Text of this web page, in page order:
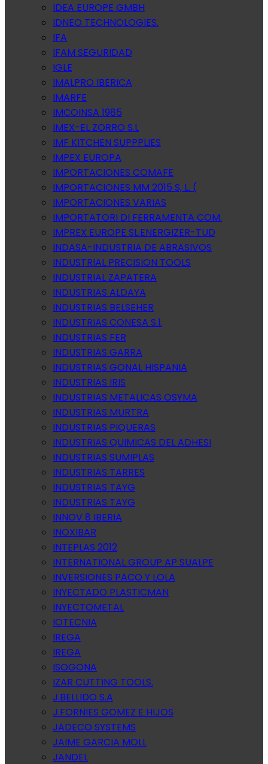
IDEA EUROPE GMBH
IDNEO TECHNOLOGIES.
IFA
IFAM SEGURIDAD
IGLE
IMALPRO IBERICA
IMARFE
IMCOINSA 1985
IMEX-EL ZORRO S.L
IMF KITCHEN SUPPPLIES
IMPEX EUROPA
IMPORTACIONES COMAFE
IMPORTACIONES MM 2015 S, L. (
IMPORTACIONES VARIAS
IMPORTATORI DI FERRAMENTA COM.
IMPREX EUROPE SL.ENERGIZER-TUD
INDASA-INDUSTRIA DE ABRASIVOS
INDUSTRIAL PRECISION TOOLS
INDUSTRIAL ZAPATERA
INDUSTRIAS ALDAYA
INDUSTRIAS BELSEHER
INDUSTRIAS CONESA S.l.
INDUSTRIAS FER
INDUSTRIAS GARRA
INDUSTRIAS GONAL HISPANIA
INDUSTRIAS IRIS
INDUSTRIAS METALICAS OSYMA
INDUSTRIAS MURTRA
INDUSTRIAS PIQUERAS
INDUSTRIAS QUIMICAS DEL ADHESI
INDUSTRIAS SUMIPLAS
INDUSTRIAS TARRES
INDUSTRIAS TAYG
INDUSTRIAS TAYG
INNOV 8 IBERIA
INOXIBAR
INTEPLAS 2012
INTERNATIONAL GROUP AP SUALPE
INVERSIONES PACO Y LOLA
INYECTADO PLASTICMAN
INYECTOMETAL
IOTECNIA
IREGA
IREGA
ISOGONA
IZAR CUTTING TOOLS.
J.BELLIDO S.A
J.FORNIES GOMEZ E HIJOS
JADECO SYSTEMS
JAIME GARCIA MOLL
JANDEL